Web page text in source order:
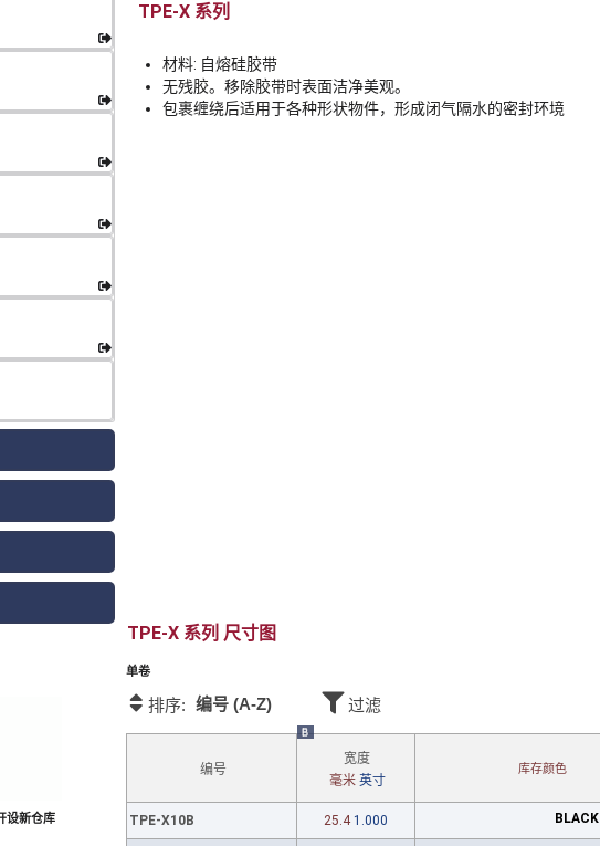
TPE-X
材料: 自熔硅胶带
无残胶。移除胶带时表面洁净美观。
包裹缠绕后适用于各种形状物件，形成闭气隔水的密封环境
TPE-X 尺寸图
单卷
排序: 编号 (A-Z) 过滤
编号
B
宽度
毫米 英寸
库存颜色
TPE-X10B 25.4 1.000 BLACK
设新仓库